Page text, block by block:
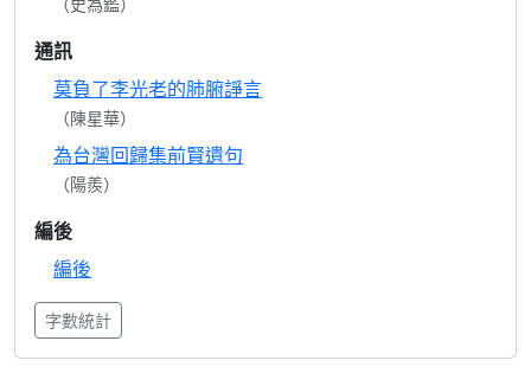
通訊
莫負了李光老的肺腑諍言
（陳星華）
為台灣回歸集前賢遺句
（陽羨）
編後
編後
字數統計